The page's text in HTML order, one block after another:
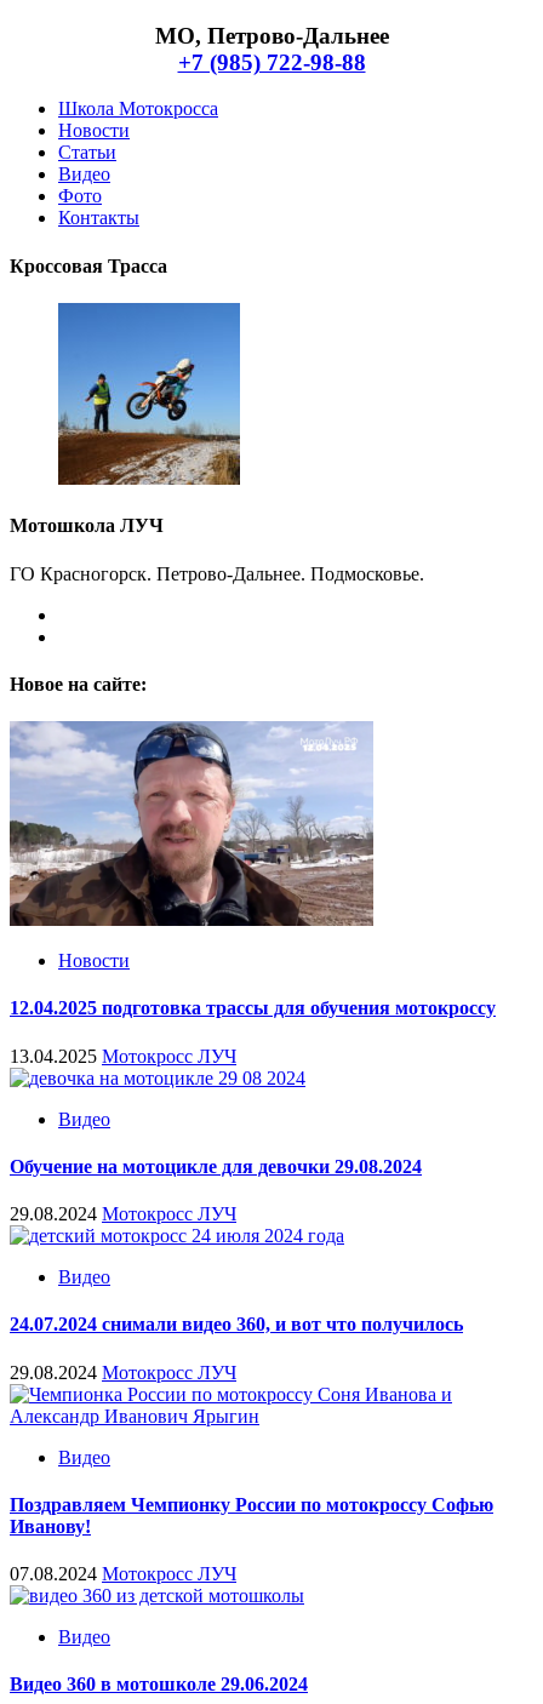
МО, Петрово-Дальнее
+7 (985) 722-98-88
Школа Мотокросса
Новости
Статьи
Видео
Фото
Контакты
Кроссовая Трасса
Мотошкола ЛУЧ
ГО Красногорск. Петрово-Дальнее. Подмосковье.
Новое на сайте:
Новости
12.04.2025 подготовка трассы для обучения мотокроссу
13.04.2025 Мотокросс ЛУЧ
Видео
Обучение на мотоцикле для девочки 29.08.2024
29.08.2024 Мотокросс ЛУЧ
Видео
24.07.2024 снимали видео 360, и вот что получилось
29.08.2024 Мотокросс ЛУЧ
Видео
Поздравляем Чемпионку России по мотокроссу Софью
Иванову!
07.08.2024 Мотокросс ЛУЧ
Видео
Видео 360 в мотошколе 29.06.2024